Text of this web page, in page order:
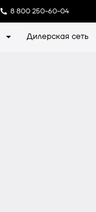
8 800 250-60-04
Дилерская сеть